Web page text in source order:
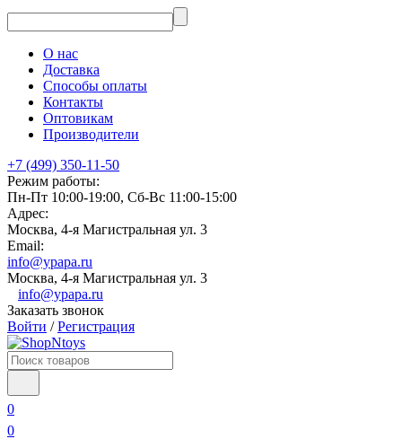
О нас
Доставка
Способы оплаты
Контакты
Оптовикам
Производители
+7 (499) 350-11-50
Режим работы:
Пн-Пт 10:00-19:00, Сб-Вс 11:00-15:00
Адрес:
Москва, 4-я Магистральная ул. 3
Email:
info@ypapa.ru
Москва, 4-я Магистральная ул. 3
info@ypapa.ru
Заказать звонок
Войти /Регистрация
0
0